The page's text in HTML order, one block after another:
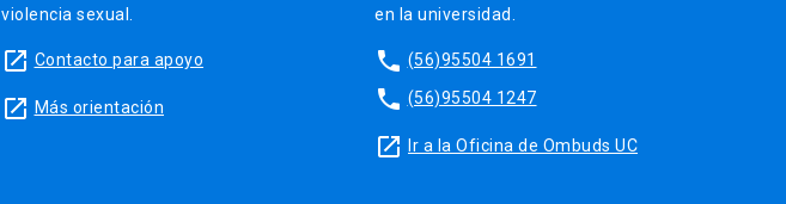
violencia sexual.
launch Contacto para apoyo
launch Más orientación
en la universidad.
phone (56)95504 1691
phone (56)95504 1247
launch Ir a la Oficina de Ombuds UC